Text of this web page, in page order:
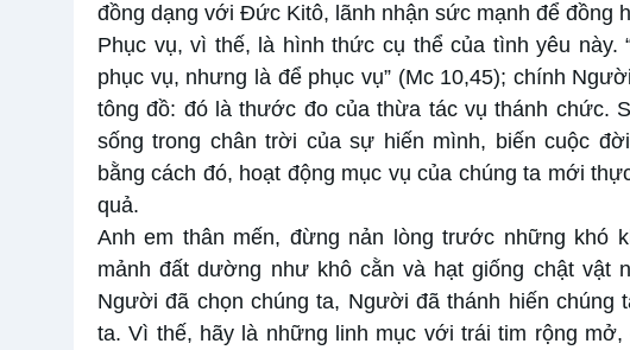
đồng dạng với Đức Kitô, lãnh nhận sức mạnh để đồng
Phục vụ, vì thế, là hình thức cụ thể của tình yêu
phục vụ, nhưng là để phục vụ” (Mc 10,45); chính
tông đồ: đó là thước đo của thừa tác vụ thánh chức.
sống trong chân trời của sự hiến mình, biến cuộc
bằng cách đó, hoạt động mục vụ của chúng ta mới
quả.
Anh em thân mến, đừng nản lòng trước những khó
mảnh đất dường như khô cằn và hạt giống chật vật
Người đã chọn chúng ta, Người đã thánh hiến
ta. Vì thế, hãy là những linh mục với trái tim rộng